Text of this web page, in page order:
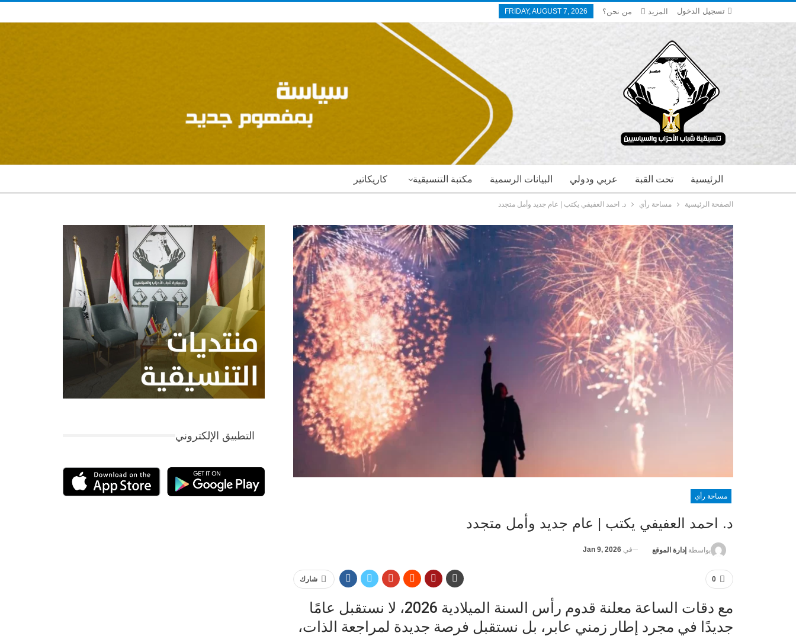
تسجيل الدخول FRIDAY, AUGUST 7, 2026 من نحن؟ المزيد
كاريكاتير مكتبة التنسيقية البيانات الرسمية عربي ودولي تحت القبة الرئيسية
الصفحة الرئيسية مساحة رأي د. احمد العفيفي يكتب | عام جديد وأمل متجدد
مساحة رأي
د. احمد العفيفي يكتب | عام جديد وأمل متجدد
بواسطة إدارة الموقع في Jan 9, 2026
0 شارك
مع دقات الساعة معلنة قدوم رأس السنة الميلادية 2026، لا نستقبل عامًا
جديدًا في مجرد إطار زمني عابر، بل نستقبل فرصة جديدة لمراجعة الذات،
التطبيق الإلكتروني